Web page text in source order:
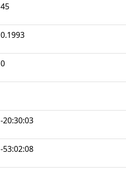
45
0.1993
0
-20:30:03
-53:02:08